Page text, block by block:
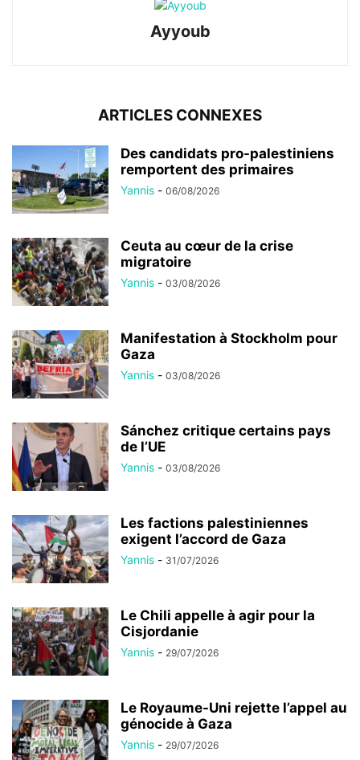
Ayyoub
ARTICLES CONNEXES
Des candidats pro-palestiniens
remportent des primaires
Yannis - 06/08/2026
Ceuta au cœur de la crise
migratoire
Yannis - 03/08/2026
Manifestation à Stockholm pour
Gaza
Yannis - 03/08/2026
Sánchez critique certains pays
de l’UE
Yannis - 03/08/2026
Les factions palestiniennes
exigent l’accord de Gaza
Yannis - 31/07/2026
Le Chili appelle à agir pour la
Cisjordanie
Yannis - 29/07/2026
Le Royaume-Uni rejette l’appel au
génocide à Gaza
Yannis - 29/07/2026